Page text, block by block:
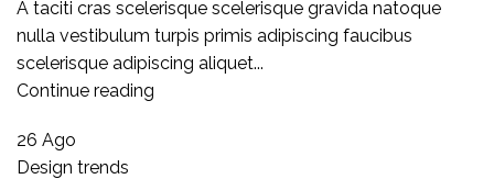
A taciti cras scelerisque scelerisque gravida natoque
nulla vestibulum turpis primis adipiscing faucibus
scelerisque adipiscing aliquet...
Continue reading
26 Ago
Design trends